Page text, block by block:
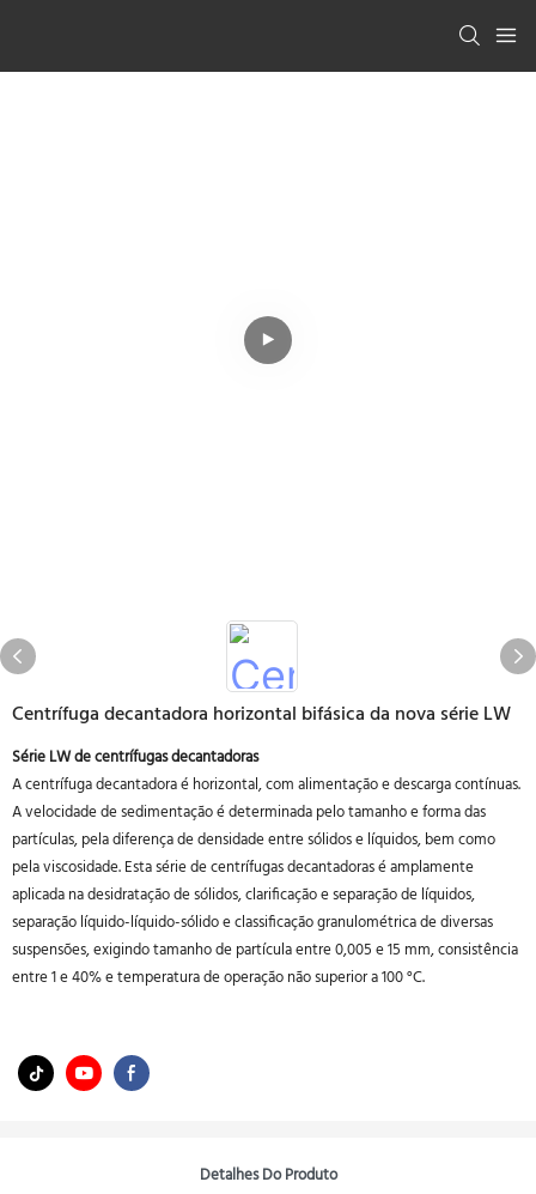
Centrífuga decantadora horizontal bifásica da nova série LW
Série LW de centrífugas decantadoras
A centrífuga decantadora é horizontal, com alimentação e descarga contínuas.
A velocidade de sedimentação é determinada pelo tamanho e forma das
partículas, pela diferença de densidade entre sólidos e líquidos, bem como
pela viscosidade. Esta série de centrífugas decantadoras é amplamente
aplicada na desidratação de sólidos, clarificação e separação de líquidos,
separação líquido-líquido-sólido e classificação granulométrica de diversas
suspensões, exigindo tamanho de partícula entre 0,005 e 15 mm, consistência
entre 1 e 40% e temperatura de operação não superior a 100 °C.
Detalhes Do Produto